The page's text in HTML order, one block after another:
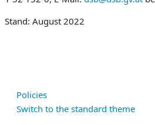
Stand: August 2022
Policies
Switch to the standard theme